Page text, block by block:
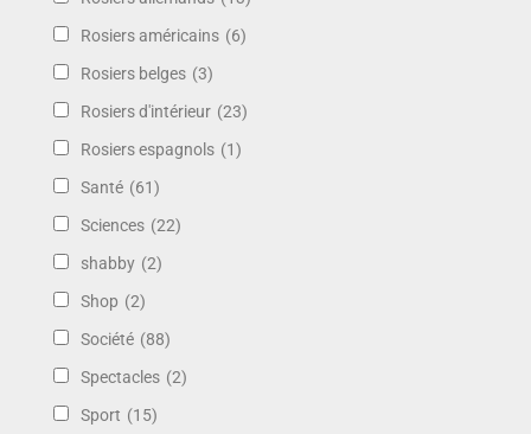
Rosiers américains (6)
Rosiers belges (3)
Rosiers d'intérieur (23)
Rosiers espagnols (1)
Santé (61)
Sciences (22)
shabby (2)
Shop (2)
Société (88)
Spectacles (2)
Sport (15)